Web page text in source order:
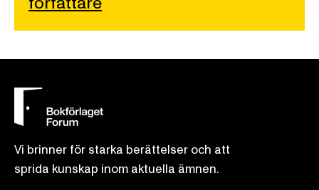
Vi brinner för starka berättelser och att
sprida kunskap inom aktuella ämnen.